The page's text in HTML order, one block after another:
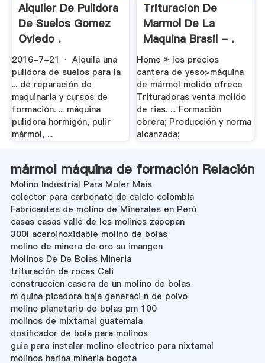
Alquiler De Pulidora
De Suelos Gomez
Oviedo .
2016-7-21 · Alquila una
pulidora de suelos para la
... de reparación de
maquinaria y cursos de
formación. ... máquina
pulidora hormigón, pulir
mármol, ...
Trituracion De
Marmol De La
Maquina Brasil - .
Home » los precios
cantera de yeso>máquina
de mármol molido ofrece
Trituradoras venta molido
de rias. ... Formación
obrera; Producción y norma
alcanzada;
mármol máquina de formación Relación
Molino Industrial Para Moler Mais
colector para carbonato de calcio colombia
Fabricantes de molino de Minerales en Perú
casas casas valle de los molinos zapopan
300l aceroinoxidable molino de bolas
molino de minera de oro su imangen
Molinos De De Bolas Mineria
trituración de rocas Cali
construccion casera de un molino de bolas
m quina picadora baja generaci n de polvo
molino planetario de bolas pm 100
molinos de mixtamal guatemala
dosificador de bola para molinos
guia para instalar molino electrico para nixtamal
molinos harina mineria bogota